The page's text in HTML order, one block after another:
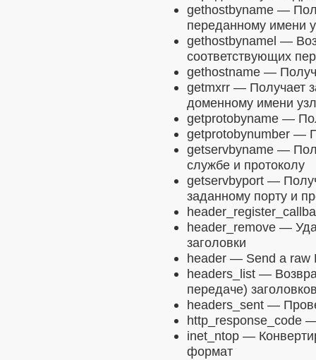
gethostbyname —
переданному имени
gethostbynamel —
соответствующих
gethostname —
getmxrr — Получает
доменному имени
getprotobyname —
getprotobynumber —
getservbyname —
службе и протоколу
getservbyport —
заданному порту и
header_remove —
заголовки
header — Send a raw
headers_list —
передаче)
headers_sent —
http_response_code —
inet_ntop —
формат